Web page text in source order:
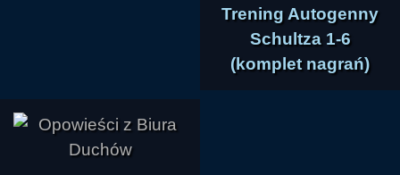
Trening Autogenny
Schultza 1-6
(komplet nagrań)